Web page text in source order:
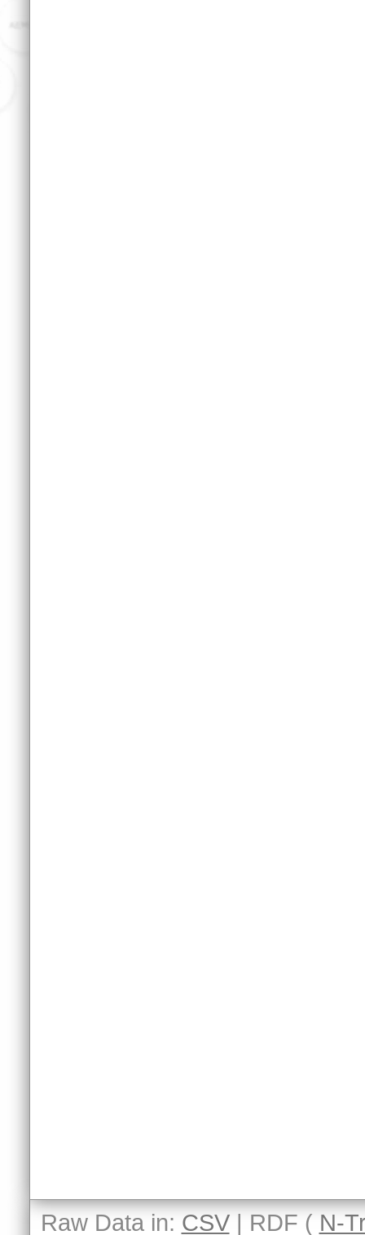
Raw Data in: CSV| RDF ( N-